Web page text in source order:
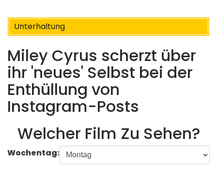
Unterhaltung
Miley Cyrus scherzt über
ihr 'neues' Selbst bei der
Enthüllung von
Instagram-Posts
Welcher Film Zu Sehen?
Wochentag: